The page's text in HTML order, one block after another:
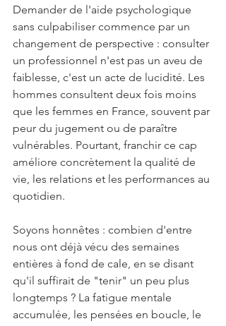
Demander de l'aide psychologique
sans culpabiliser commence par un
changement de perspective : consulter
un professionnel n'est pas un aveu de
faiblesse, c'est un acte de lucidité. Les
hommes consultent deux fois moins
que les femmes en France, souvent par
peur du jugement ou de paraître
vulnérables. Pourtant, franchir ce cap
améliore concrètement la qualité de
vie, les relations et les performances au
quotidien.
Soyons honnêtes : combien d'entre
nous ont déjà vécu des semaines
entières à fond de cale, en se disant
qu'il suffirait de "tenir" un peu plus
longtemps ? La fatigue mentale
accumulée, les pensées en boucle, le